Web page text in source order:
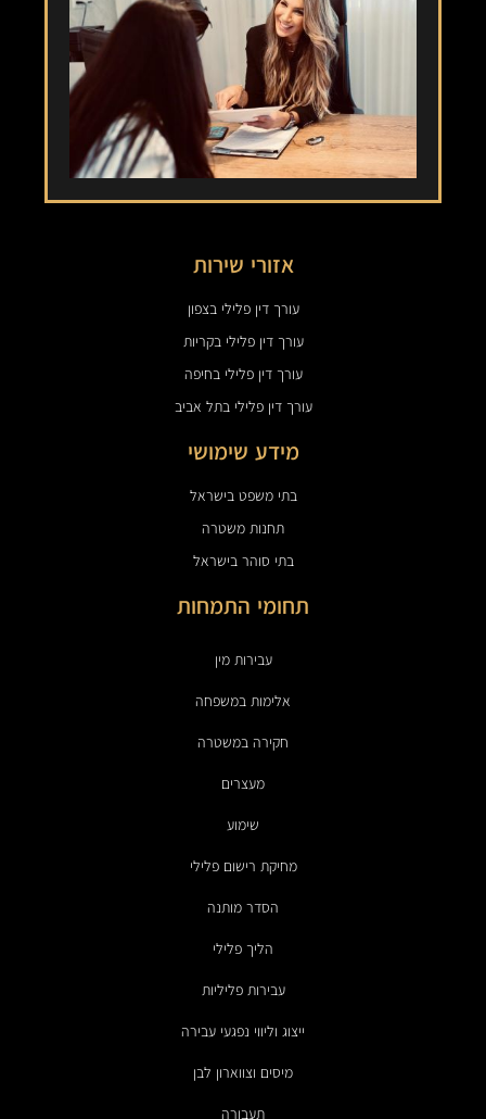
אזורי שירות
עורך דין פלילי בצפון
עורך דין פלילי בקריות
עורך דין פלילי בחיפה
עורך דין פלילי בתל אביב
מידע שימושי
בתי משפט בישראל
תחנות משטרה
בתי סוהר בישראל
תחומי התמחות
עבירות מין
אלימות במשפחה
חקירה במשטרה
מעצרים
שימוע
מחיקת רישום פלילי
הסדר מותנה
הליך פלילי
עבירות פליליות
ייצוג וליווי נפגעי עבירה
מיסים וצווארון לבן
תעבורה